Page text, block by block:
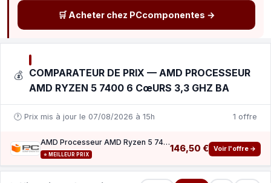
🛒 Acheter chez PCcomponentes →
💰 COMPARATEUR DE PRIX — AMD PROCESSEUR
AMD RYZEN 5 7400 6 CœURS 3,3 GHZ BA
🕐 Prix mis à jour le 07/08/2026 à 15h 1 offre
AMD Processeur AMD Ryzen 5 7400 6 Cœurs 3,3 GHz Base 4,3 GHz Turbo Radeon Box
⭐ MEILLEUR PRIX
146,50 € Voir l'offre →